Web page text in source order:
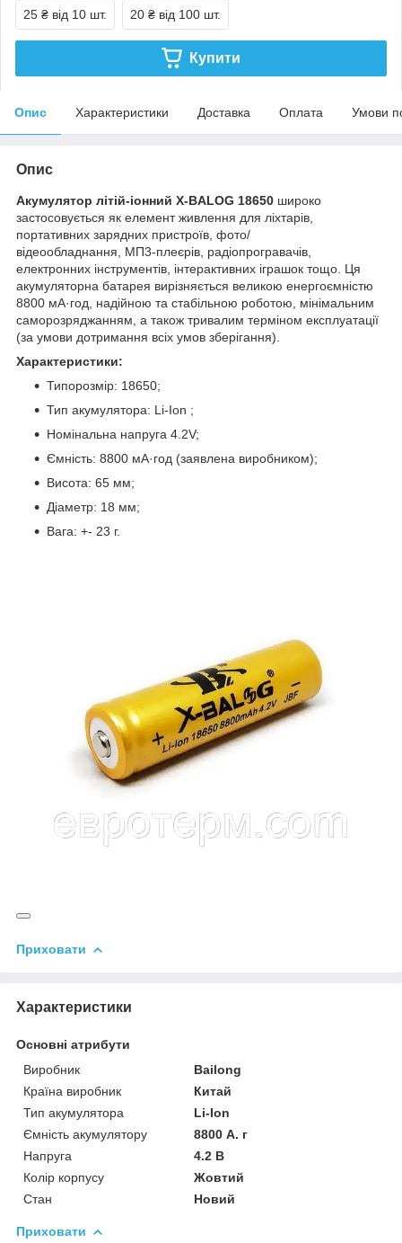
25 ₴ від 10 шт. 20 ₴ від 100 шт.
Купити
Опис Характеристики Доставка Оплата Умови
Опис
Акумулятор літій-іонний X-BALOG 18650 широко
застосовується як елемент живлення для ліхтарів,
портативних зарядних пристроїв, фото/
відеообладнання, МП3-плеєрів, радіопрогравачів,
електронних інструментів, інтерактивних іграшок тощо. Ця
акумуляторна батарея вирізняється великою енергоємністю
8800 мА·год, надійною та стабільною роботою, мінімальним
саморозряджанням, а також тривалим терміном експлуатації
(за умови дотримання всіх умов зберігання).
Характеристики:
Типорозмір: 18650;
Тип акумулятора: Li-Ion ;
Номінальна напруга 4.2V;
Ємність: 8800 мА·год (заявлена виробником);
Висота: 65 мм;
Діаметр: 18 мм;
Вага: +- 23 г.
Приховати
Характеристики
Основні атрибути
Виробник
Bailong
Країна виробник
Китай
Тип акумулятора
Li-Ion
Ємність акумулятору
8800 А. г
Напруга
4.2 В
Колір корпусу
Жовтий
Стан
Новий
Приховати